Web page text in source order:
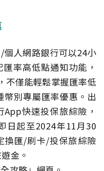
人網路銀行可以24小
率高低點通知功能，
不僅能輕鬆掌握匯率低
別專屬匯率優惠。出
快速投保旅綜險，
日起至2024年11月30
換匯/刷卡/投保旅綜險
金。